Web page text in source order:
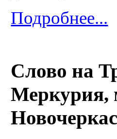
Подробнее...
Слово на
Меркурия,